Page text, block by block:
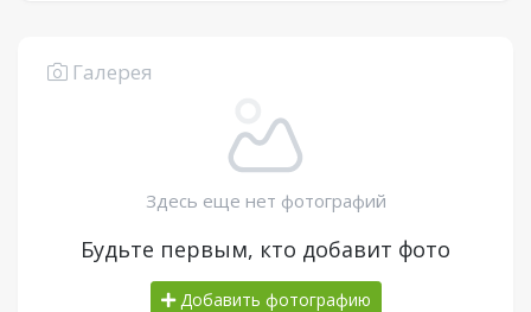
Галерея
Здесь еще нет фотографий
Будьте первым, кто добавит фото
Добавить фотографию